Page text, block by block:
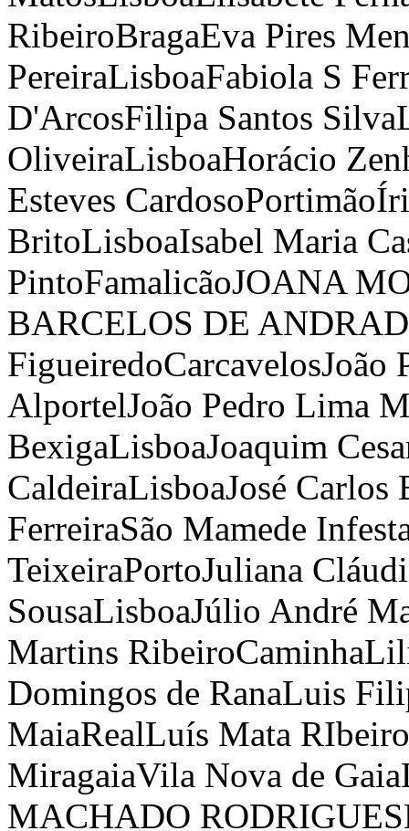
RibeiroBragaEva Pires
PereiraLisboaFabiola S
D'ArcosFilipa Santos Silva
OliveiraLisboaHorácio
Esteves CardosoPortimão
BritoLisboaIsabel Maria
PintoFamalicãoJOANA
BARCELOS DE
FigueiredoCarcavelosJoão
AlportelJoão Pedro Lima
BexigaLisboaJoaquim
CaldeiraLisboaJosé Carlos
FerreiraSão Mamede
TeixeiraPortoJuliana
SousaLisboaJúlio André
Martins RibeiroCaminha
Domingos de RanaLuis
MaiaRealLuís Mata RIbeiro
MiragaiaVila Nova de Gaia
MACHADO RODRIGUES